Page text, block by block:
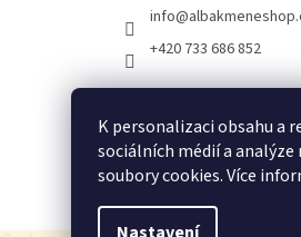
K personalizaci obsahu a
sociálních médií a
soubory cookies. Více
info@
+420 733 686 852